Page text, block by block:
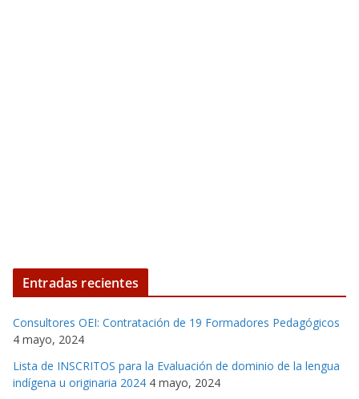
Entradas recientes
Consultores OEI: Contratación de 19 Formadores Pedagógicos
4 mayo, 2024
Lista de INSCRITOS para la Evaluación de dominio de la lengua
indígena u originaria 2024 4 mayo, 2024